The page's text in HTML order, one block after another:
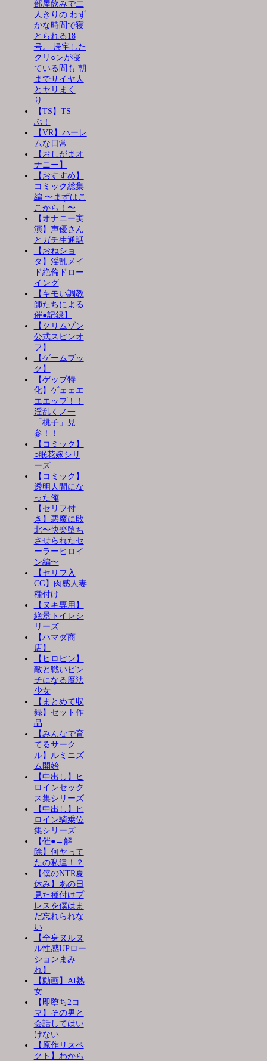
部屋飲みで二
人きりの わず
かな時間で寝
とられる18
号。 帰宅した
クリ○ンが寝
ている間も 朝
までサイヤ人
とヤリまく
り…
【TS】TS
ぶ！
【VR】ハーレ
ムな日常
【おしがまオ
ナニー】
【おすすめ】
コミック総集
編 〜まずはこ
こから！〜
【オナニー実
演】声優さん
とガチ生通話
【おねショ
タ】淫乱メイ
ド絶倫ドロー
イング
【キモい調教
師たちによる
催●記録】
【クリムゾン
公式スピンオ
フ】
【ゲームブッ
ク】
【ゲップ特
化】ゲェェエ
エエップ！！
淫乱くノ一
「桃子」見
参！！
【コミック】
○眠花嫁シリ
ーズ
【コミック】
透明人間にな
った俺
【セリフ付
き】悪魔に敗
北〜快楽堕ち
させられたセ
ーラーヒロイ
ン編〜
【セリフ入
CG】肉感人妻
種付け
【ヌキ専用】
絶景トイレシ
リーズ
【ハマダ商
店】
【ヒロピン】
敵と戦いピン
チになる魔法
少女
【まとめて収
録】セット作
品
【みんなで育
てるサーク
ル】ルミニズ
ム開始
【中出し】ヒ
ロインセック
ス集シリーズ
【中出し】ヒ
ロイン騎乗位
集シリーズ
【催●→解
除】何ヤって
たの私達！？
【僕のNTR夏
休み】あの日
見た種付けプ
レスを僕はま
だ忘れられな
い
【全身ヌルヌ
ル性感UPロー
ションまみ
れ】
【動画】AI熟
女
【即堕ち2コ
マ】その男と
会話してはい
けない
【原作リスペ
クト】わから